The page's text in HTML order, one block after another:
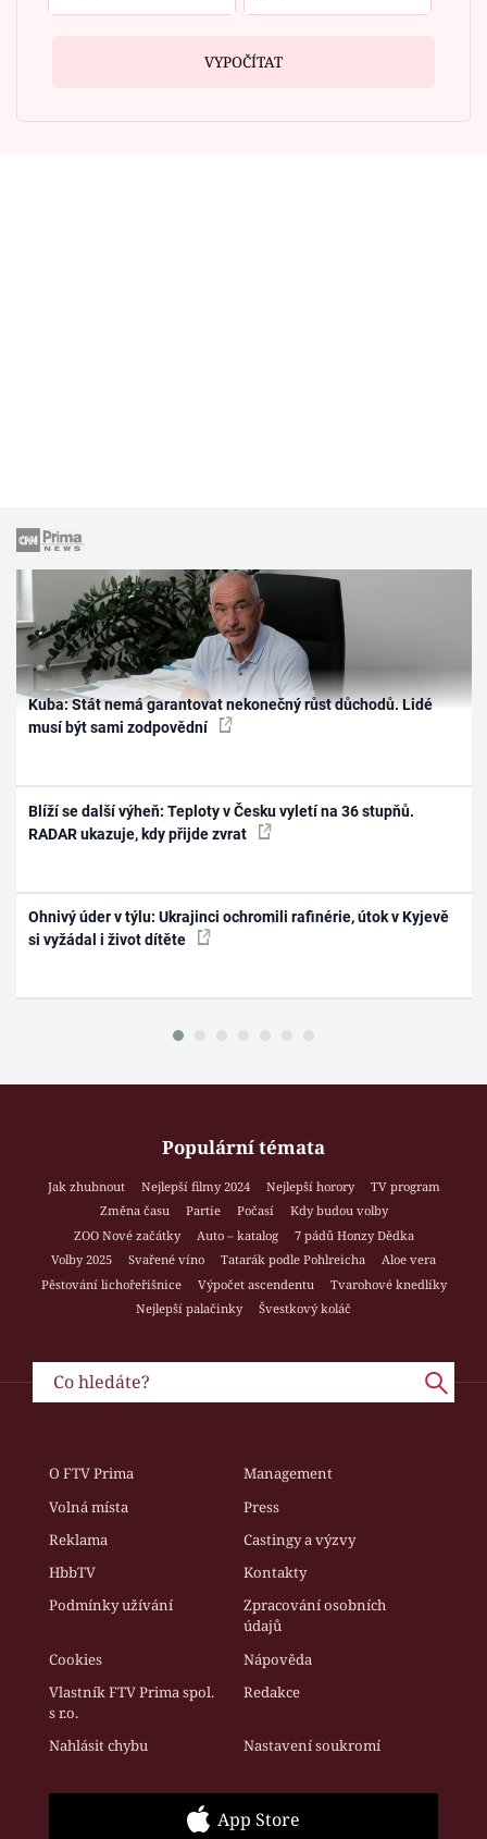
VYPOČÍTAT
Kuba: Stát nemá garantovat nekonečný růst důchodů. Lidé
musí být sami zodpovědní
Blíží se další výheň: Teploty v Česku vyletí na 36 stupňů.
RADAR ukazuje, kdy přijde zvrat
Ohnivý úder v týlu: Ukrajinci ochromili rafinérie, útok v Kyjevě
si vyžádal i život dítěte
Populární témata
Jak zhubnout Nejlepší filmy 2024 Nejlepší horory
TV program
Změna času
Partie Počasí
Kdy budou volby
ZOO Nové začátky
Auto – katalog
7 pádů Honzy Dědka
Volby 2025
Svařené víno Tatarák podle Pohlreicha
Aloe vera
Pěstování lichořeřišnice
Výpočet ascendentu
Tvarohové knedlíky
Nejlepší palačinky
Švestkový koláč
O FTV Prima
Management
Volná místa
Press
Reklama
Castingy a výzvy
HbbTV
Kontakty
Podmínky užívání
Zpracování osobních
údajů
Cookies
Nápověda
Vlastník FTV Prima spol.
s r.o.
Redakce
Nahlásit chybu Nastavení soukromí
App Store